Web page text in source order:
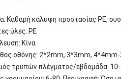
Καθαρή κάλυψη προστασίας PE,
ύλες: PE
Κίνα
οθόνης: 2*2mm, 3*3mm,
τρυπών πλέγματος/εβδομάδα: